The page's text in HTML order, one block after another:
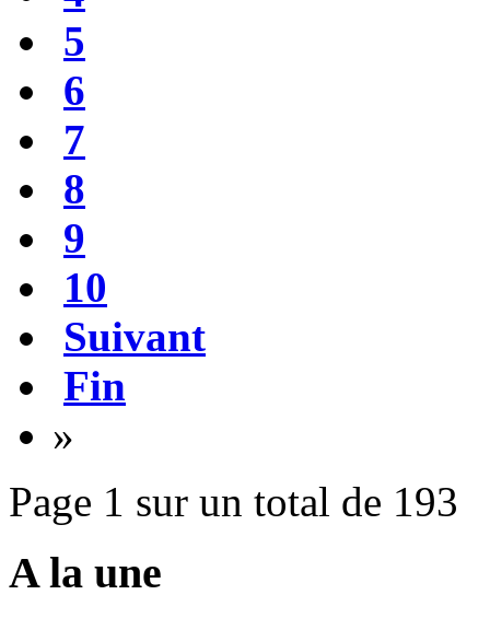
5
6
7
8
9
10
Suivant
Fin
»
Page 1 sur un total de 193
A la une